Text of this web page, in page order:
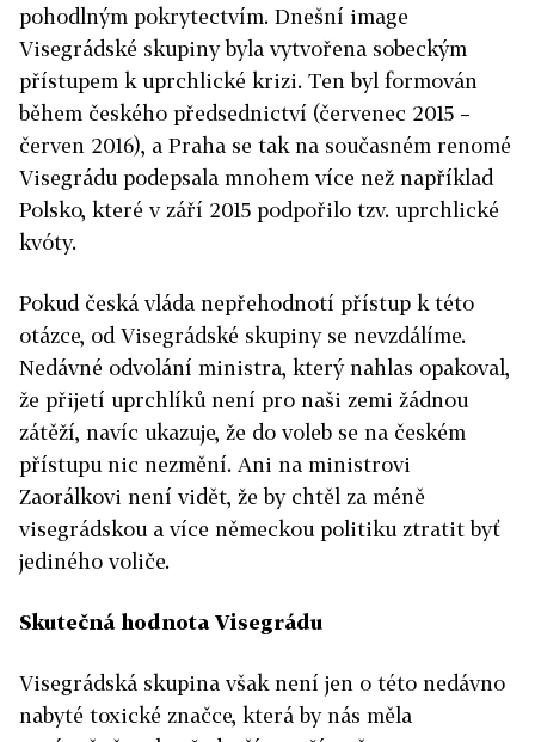
pohodlným pokrytectvím. Dnešní image
Visegrádské skupiny byla vytvořena sobeckým
přístupem k uprchlické krizi. Ten byl formován
během českého předsednictví (červenec 2015 –
červen 2016), a Praha se tak na současném renomé
Visegrádu podepsala mnohem více než například
Polsko, které v září 2015 podpořilo tzv. uprchlické
kvóty.
Pokud česká vláda nepřehodnotí přístup k této
otázce, od Visegrádské skupiny se nevzdálíme.
Nedávné odvolání ministra, který nahlas opakoval,
že přijetí uprchlíků není pro naši zemi žádnou
zátěží, navíc ukazuje, že do voleb se na českém
přístupu nic nezmění. Ani na ministrovi
Zaorálkovi není vidět, že by chtěl za méně
visegrádskou a více německou politiku ztratit byť
jediného voliče.
Skutečná hodnota Visegrádu
Visegrádská skupina však není jen o této nedávno
nabyté toxické značce, která by nás měla